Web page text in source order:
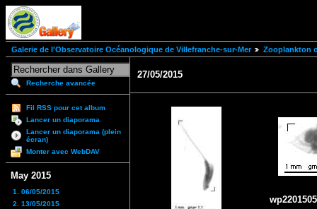
Galerie de l'Observatoire Océanologique de Villefranche-sur-Mer Zooplankton
Recherche avancée
Fil RSS pour cet album
Lancer un diaporama
Lancer un diaporama (plein
écran)
Monter avec WebDAV
May 2015
1. 06/05/2015
2. 13/05/2015
27/05/2015